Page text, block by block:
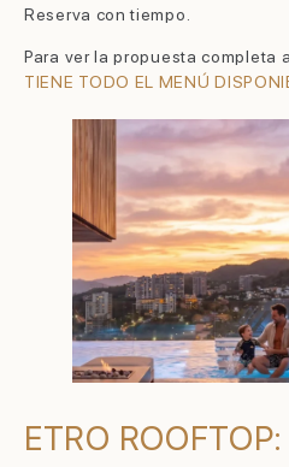
Reserva con tiempo.
Para ver la propuesta completa
TIENE TODO EL MENÚ
ETRO